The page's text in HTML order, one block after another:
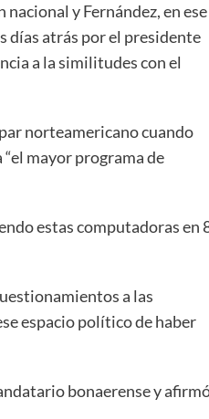
y Fernández, en ese
días atrás por el presidente
a la similitudes con el
norteamericano cuando
mayor programa de
estas computadoras en
a las
espacio político de haber
bonaerense y